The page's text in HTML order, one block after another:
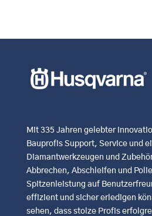
Mit 335 Jahren gelebter
Bauprofis Support, Service und
Diamantwerkzeugen und
Abbrechen, Abschleifen und
Spitzenleistung auf
effizient und sicher erledigen
sehen, dass stolze Profis